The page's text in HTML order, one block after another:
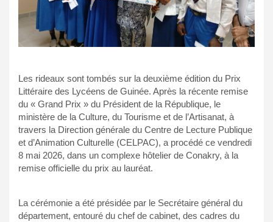
Les rideaux sont tombés sur la deuxième édition du Prix
Littéraire des Lycéens de Guinée. Après la récente remise
du « Grand Prix » du Président de la République, le
ministère de la Culture, du Tourisme et de l’Artisanat, à
travers la Direction générale du Centre de Lecture Publique
et d’Animation Culturelle (CELPAC), a procédé ce vendredi
8 mai 2026, dans un complexe hôtelier de Conakry, à la
remise officielle du prix au lauréat.
La cérémonie a été présidée par le Secrétaire général du
département, entouré du chef de cabinet, des cadres du